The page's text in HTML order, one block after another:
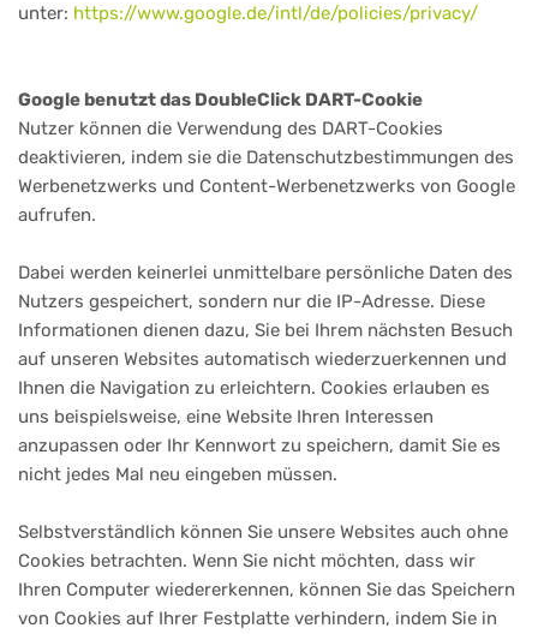
unter: https://www.google.de/intl/de/policies/privacy/
Google benutzt das DoubleClick DART-Cookie
Nutzer können die Verwendung des DART-Cookies
deaktivieren, indem sie die Datenschutzbestimmungen des
Werbenetzwerks und Content-Werbenetzwerks von Google
aufrufen.
Dabei werden keinerlei unmittelbare persönliche Daten des
Nutzers gespeichert, sondern nur die IP-Adresse. Diese
Informationen dienen dazu, Sie bei Ihrem nächsten Besuch
auf unseren Websites automatisch wiederzuerkennen und
Ihnen die Navigation zu erleichtern. Cookies erlauben es
uns beispielsweise, eine Website Ihren Interessen
anzupassen oder Ihr Kennwort zu speichern, damit Sie es
nicht jedes Mal neu eingeben müssen.
Selbstverständlich können Sie unsere Websites auch ohne
Cookies betrachten. Wenn Sie nicht möchten, dass wir
Ihren Computer wiedererkennen, können Sie das Speichern
von Cookies auf Ihrer Festplatte verhindern, indem Sie in